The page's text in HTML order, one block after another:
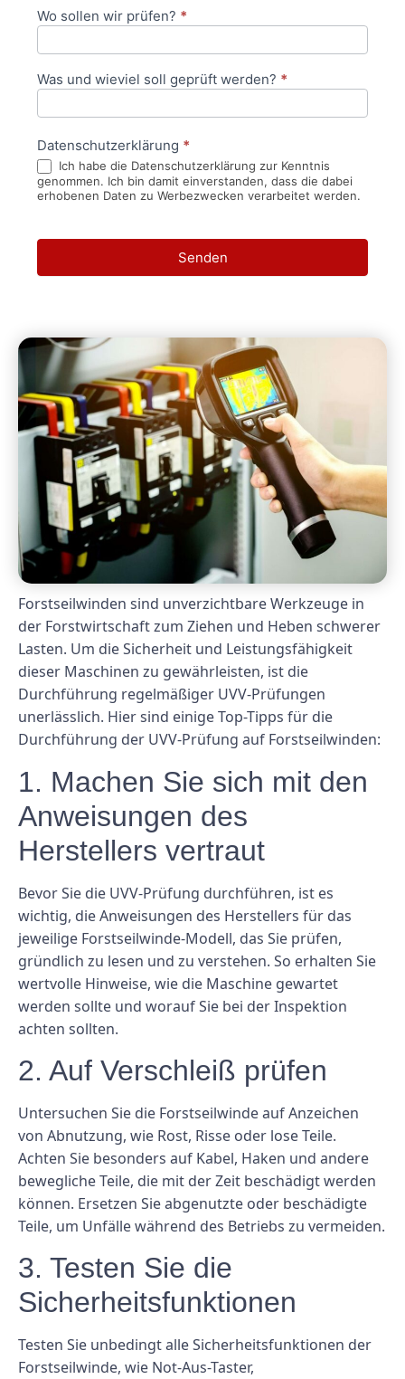
Wo sollen wir prüfen? *
Was und wieviel soll geprüft werden? *
Datenschutzerklärung *
Ich habe die Datenschutzerklärung zur Kenntnis
genommen. Ich bin damit einverstanden, dass die dabei
erhobenen Daten zu Werbezwecken verarbeitet werden.
Senden
Forstseilwinden sind unverzichtbare Werkzeuge in
der Forstwirtschaft zum Ziehen und Heben schwerer
Lasten. Um die Sicherheit und Leistungsfähigkeit
dieser Maschinen zu gewährleisten, ist die
Durchführung regelmäßiger UVV-Prüfungen
unerlässlich. Hier sind einige Top-Tipps für die
Durchführung der UVV-Prüfung auf Forstseilwinden:
1. Machen Sie sich mit den
Anweisungen des
Herstellers vertraut
Bevor Sie die UVV-Prüfung durchführen, ist es
wichtig, die Anweisungen des Herstellers für das
jeweilige Forstseilwinde-Modell, das Sie prüfen,
gründlich zu lesen und zu verstehen. So erhalten Sie
wertvolle Hinweise, wie die Maschine gewartet
werden sollte und worauf Sie bei der Inspektion
achten sollten.
2. Auf Verschleiß prüfen
Untersuchen Sie die Forstseilwinde auf Anzeichen
von Abnutzung, wie Rost, Risse oder lose Teile.
Achten Sie besonders auf Kabel, Haken und andere
bewegliche Teile, die mit der Zeit beschädigt werden
können. Ersetzen Sie abgenutzte oder beschädigte
Teile, um Unfälle während des Betriebs zu vermeiden.
3. Testen Sie die
Sicherheitsfunktionen
Testen Sie unbedingt alle Sicherheitsfunktionen der
Forstseilwinde, wie Not-Aus-Taster,